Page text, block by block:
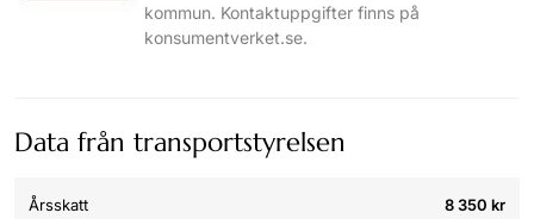
kommun. Kontaktuppgifter finns på
konsumentverket.se.
Data från transportstyrelsen
Årsskatt 8 350 kr